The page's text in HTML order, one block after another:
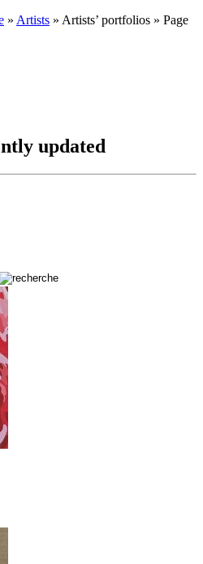
» Artists » Artists’ portfolios » Page
updated